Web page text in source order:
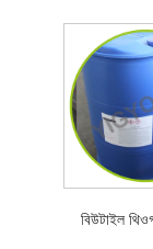
বিউটাইল